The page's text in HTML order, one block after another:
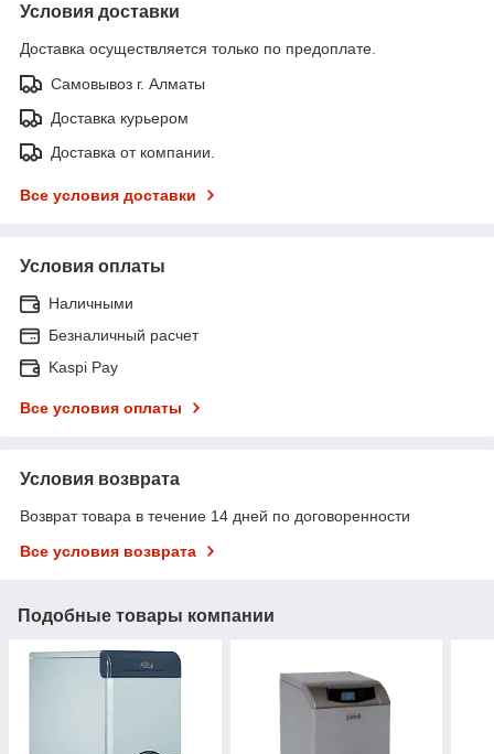
Условия доставки
Доставка осуществляется только по предоплате.
Самовывоз г. Алматы
Доставка курьером
Доставка от компании.
Все условия доставки
Условия оплаты
Наличными
Безналичный расчет
Kaspi Pay
Все условия оплаты
Условия возврата
Возврат товара в течение 14 дней по договоренности
Все условия возврата
Подобные товары компании